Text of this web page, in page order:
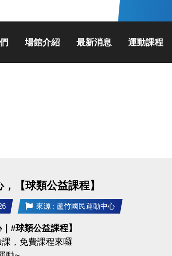
場館介紹 最新消息 運動課程
【球類公益課程】
來源 : 蘆竹國民運動中心
#球類公益課程】
，免費課程來囉